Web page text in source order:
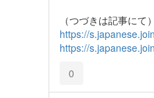
（つづきは記事にて）
https://
https://
0